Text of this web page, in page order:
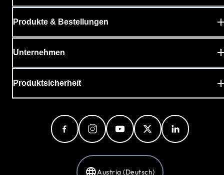
Produkte & Bestellungen
Unternehmen
Produktsicherheit
Austria (Deutsch)